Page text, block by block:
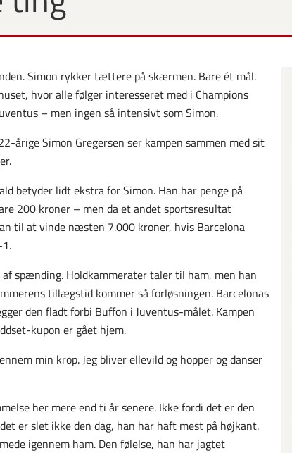
Simon rykker tættere på skærmen. Bare ét mål.
hvor alle følger interesseret med i Champions
– men ingen så intensivt som Simon.
årige Simon Gregersen ser kampen sammen med sit
betyder lidt ekstra for Simon. Han har penge på
200 kroner – men da et andet sportsresultat
til at vinde næsten 7.000 kroner, hvis Barcelona
spænding. Holdkammerater taler til ham, men han
tillægstid kommer så forløsningen. Barcelonas
den fladt forbi Buffon i Juventus-målet. Kampen
kupon er gået hjem.
min krop. Jeg bliver ellevild og hopper og danser
her mere end ti år senere. Ikke fordi det er den
er slet ikke den dag, han har haft mest på højkant.
igennem ham. Den følelse, han har jagtet